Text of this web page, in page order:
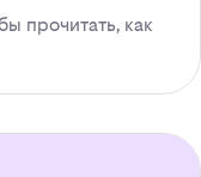
прочитать, как